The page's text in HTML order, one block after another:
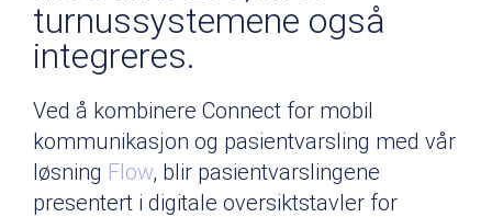
turnussystemene også
integreres.
Ved å kombinere Connect for mobil
kommunikasjon og pasientvarsling med vår
løsning Flow, blir pasientvarslingene
presentert i digitale oversiktstavler for